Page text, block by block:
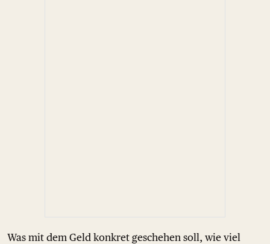
Was mit dem Geld konkret geschehen soll, wie viel